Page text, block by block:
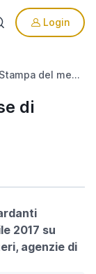
Login
Rassegna Stampa del mese di Aprile 2017
di
2017 su
agenzie di